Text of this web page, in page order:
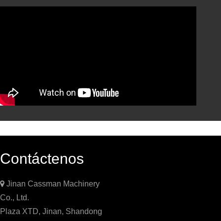
Contáctenos
 Jinan Cassman Machinery
Co., Ltd.
Plaza XTD, Jinan, Shandong